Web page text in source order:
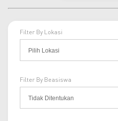
Filter By Lokasi
Filter By Beasiswa